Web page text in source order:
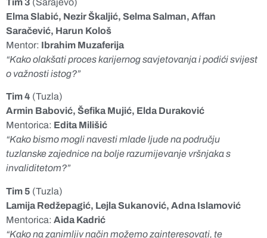
Elma Slabić, Nezir Škaljić, Selma Salman, Affan
Saračević, Harun Kološ
Mentor: Ibrahim Muzaferija
“Kako olakšati proces karijernog savjetovanja i podići svijest
o važnosti istog?”
Tim 4 (Tuzla)
Armin Babović, Šefika Mujić, Elda Duraković
Mentorica: Edita Milišić
“Kako bismo mogli navesti mlade ljude na području
tuzlanske zajednice na bolje razumijevanje vršnjaka s
invaliditetom?”
Tim 5 (Tuzla)
Lamija Redžepagić, Lejla Sukanović, Adna Islamović
Mentorica: Aida Kadrić
“Kako na zanimljiv način možemo zainteresovati, te